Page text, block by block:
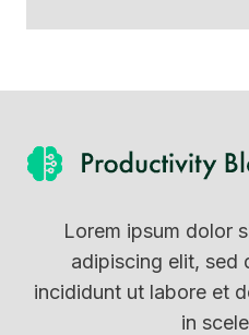
Lorem ipsum dolor
adipiscing elit, sed
incididunt ut labore et
in